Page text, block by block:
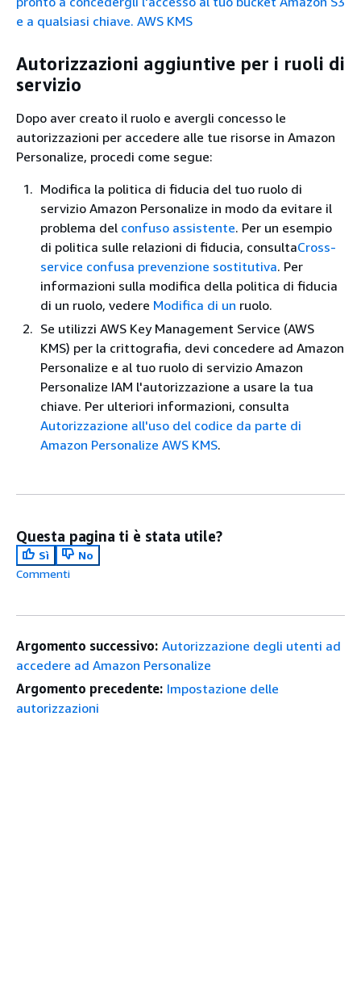
e a qualsiasi chiave. AWS KMS
Autorizzazioni aggiuntive per i ruoli di
servizio
Dopo aver creato il ruolo e avergli concesso le
autorizzazioni per accedere alle tue risorse in Amazon
Personalize, procedi come segue:
Modifica la politica di fiducia del tuo ruolo di
servizio Amazon Personalize in modo da evitare il
problema del confuso assistente. Per un esempio
di politica sulle relazioni di fiducia, consultaCross-
service confusa prevenzione sostitutiva. Per
informazioni sulla modifica della politica di fiducia
di un ruolo, vedere Modifica di un ruolo.
Se utilizzi AWS Key Management Service (AWS
KMS) per la crittografia, devi concedere ad Amazon
Personalize e al tuo ruolo di servizio Amazon
Personalize IAM l'autorizzazione a usare la tua
chiave. Per ulteriori informazioni, consulta
Autorizzazione all'uso del codice da parte di
Amazon Personalize AWS KMS.
Questa pagina ti è stata utile?
Sì
No
Commenti
Argomento successivo: Autorizzazione degli utenti ad
accedere ad Amazon Personalize
Argomento precedente: Impostazione delle
autorizzazioni